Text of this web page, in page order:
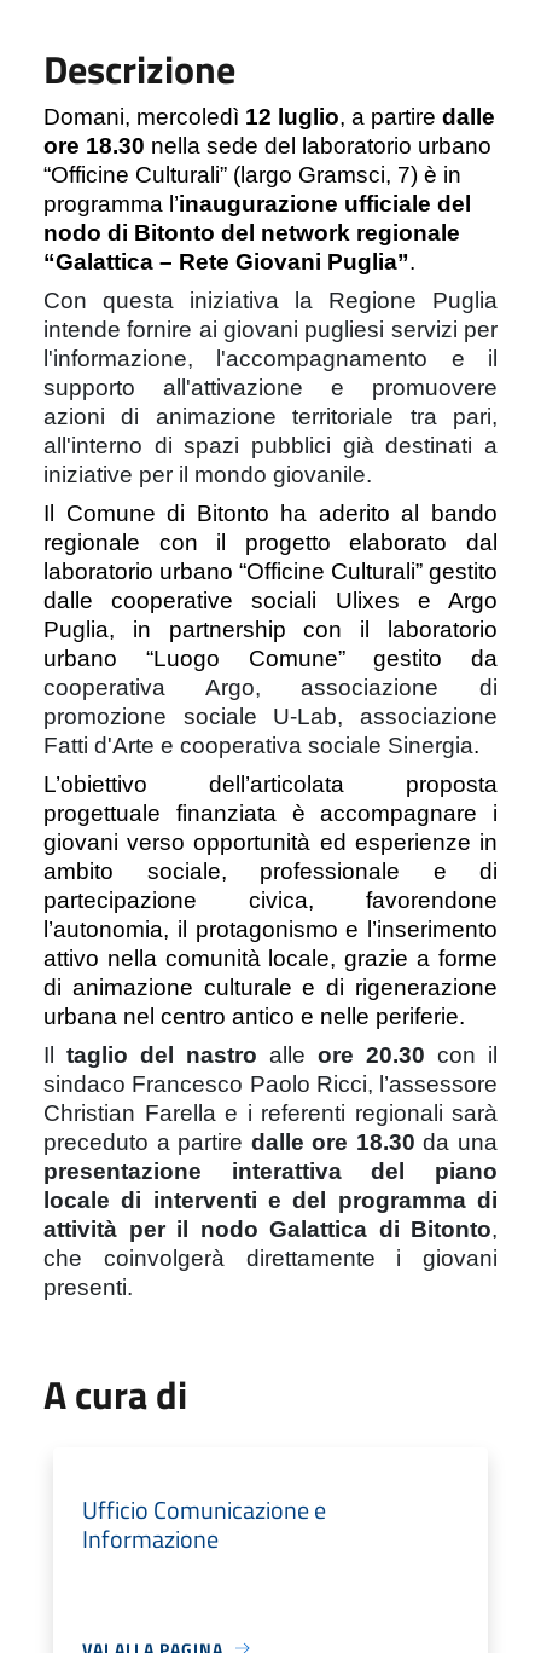
Descrizione
Domani, mercoledì 12 luglio, a partire dalle
ore 18.30 nella sede del laboratorio urbano
“Officine Culturali” (largo Gramsci, 7) è in
programma l’inaugurazione ufficiale del
nodo di Bitonto del network regionale
“Galattica – Rete Giovani Puglia”.
Con questa iniziativa la Regione Puglia
intende fornire ai giovani pugliesi servizi per
l'informazione, l'accompagnamento e il
supporto all'attivazione e promuovere
azioni di animazione territoriale tra pari,
all'interno di spazi pubblici già destinati a
iniziative per il mondo giovanile.
Il Comune di Bitonto ha aderito al bando
regionale con il progetto elaborato dal
laboratorio urbano “Officine Culturali” gestito
dalle cooperative sociali Ulixes e Argo
Puglia, in partnership con il laboratorio
urbano “Luogo Comune” gestito da
cooperativa Argo, associazione di
promozione sociale U-Lab, associazione
Fatti d'Arte e cooperativa sociale Sinergia.
L’obiettivo dell’articolata proposta
progettuale finanziata è accompagnare i
giovani verso opportunità ed esperienze in
ambito sociale, professionale e di
partecipazione civica, favorendone
l’autonomia, il protagonismo e l’inserimento
attivo nella comunità locale, grazie a forme
di animazione culturale e di rigenerazione
urbana nel centro antico e nelle periferie.
Il taglio del nastro alle ore 20.30 con il
sindaco Francesco Paolo Ricci, l’assessore
Christian Farella e i referenti regionali sarà
preceduto a partire dalle ore 18.30 da una
presentazione interattiva del piano
locale di interventi e del programma di
attività per il nodo Galattica di Bitonto,
che coinvolgerà direttamente i giovani
presenti.
A cura di
Ufficio Comunicazione e
Informazione